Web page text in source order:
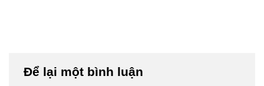
Để lại một bình luận